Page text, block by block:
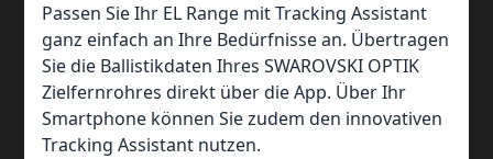
Passen Sie Ihr EL Range mit Tracking Assistant
ganz einfach an Ihre Bedürfnisse an. Übertragen
Sie die Ballistikdaten Ihres SWAROVSKI OPTIK
Zielfernrohres direkt über die App. Über Ihr
Smartphone können Sie zudem den innovativen
Tracking Assistant nutzen.